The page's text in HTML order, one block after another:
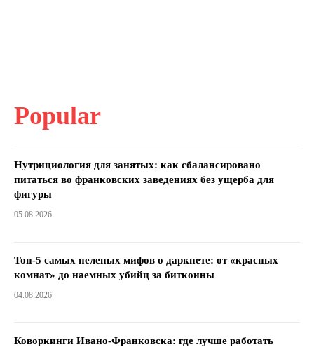
Popular
Нутрициология для занятых: как сбалансировано
питаться во франковских заведениях без ущерба для
фигуры
05.08.2026
Топ-5 самых нелепых мифов о даркнете: от «красных
комнат» до наемных убийц за биткоины
04.08.2026
Коворкинги Ивано-Франковска: где лучше работать